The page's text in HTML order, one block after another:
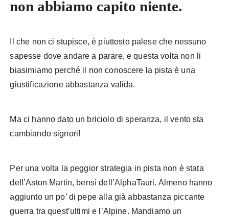
non abbiamo capito niente.
Il che non ci stupisce, è piuttosto palese che nessuno
sapesse dove andare a parare, e questa volta non li
biasimiamo perché il non conoscere la pista è una
giustificazione abbastanza valida.
Ma ci hanno dato un briciolo di speranza, il vento sta
cambiando signori!
Per una volta la peggior strategia in pista non è stata
dell’Aston Martin, bensì dell’AlphaTauri. Almeno hanno
aggiunto un po’ di pepe alla già abbastanza piccante
guerra tra quest’ultimi e l’Alpine. Mandiamo un